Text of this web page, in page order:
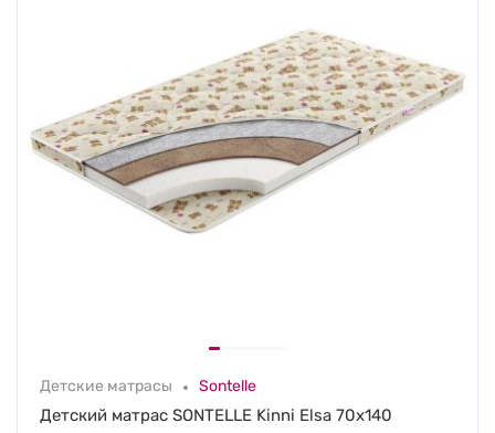
Детские матрасы Sontelle
Детский матрас SONTELLE Kinni Elsa 70х140